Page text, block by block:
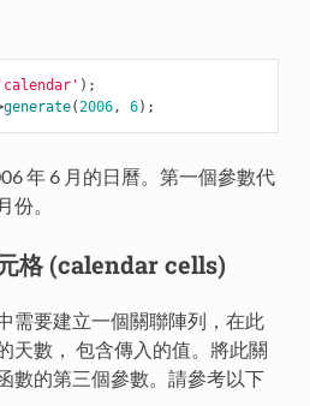
'calendar' );
generate(2006, 6);
年 6 月的日曆。第一個參數代
份。
格 (calendar cells)
需要建立一個關聯陣列，在此
天數， 包含傳入的值。將此關
數的第三個參數。請參考以下